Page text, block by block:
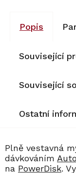
Popis
Související
Související
Ostatní
Plně vestavná
dávkováním
na PowerDisk.